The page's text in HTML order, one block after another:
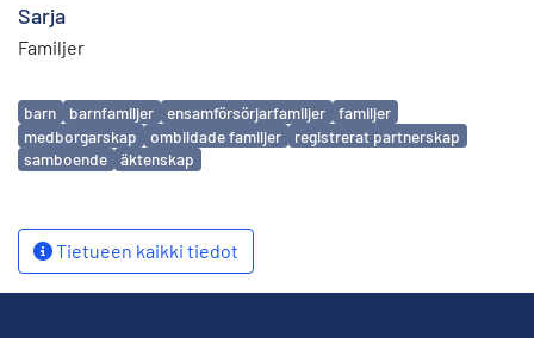
Sarja
Familjer
Avainsanat
barn barnfamiljer ensamförsörjarfamiljer
familjer
medborgarskap
ombildade familjer
registrerat partnerskap
samboende
äktenskap
Tietueen kaikki tiedot